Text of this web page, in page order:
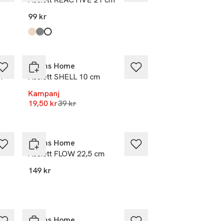
99 kr
Produkten finns i färgerna:
Beige,
Mid Grey
White,
Åhléns Home
Assiett SHELL 10 cm
Kampanj
19,50 krLägsta pris 30 dagar
39 kr
Åhléns Home
Assiett FLOW 22,5 cm
149 kr